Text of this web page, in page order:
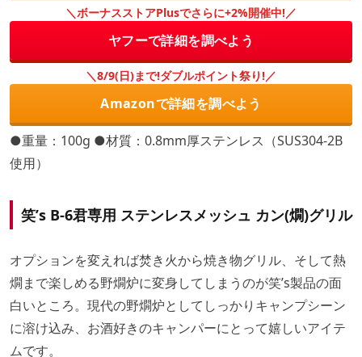
＼ボーナスストアPlusでさらに+2%開催中!／
ヤフーで詳細を調べよう
＼8/9(日)まで!ダブルポイント祭り!／
Amazonで詳細を調べよう
●重量：100g ●材質：0.8mm厚ステンレス（SUS304-2B
使用）
笑’s B-6君専用 ステンレスメッシュ カン(燗)グリル
オプションを変えれば焚き火から焼き物グリル、そして熱
燗まで楽しめる野燗炉に変身してしまうのが笑’s製品の面
白いところ。現代の野燗炉としてしっかりキャンプシーン
に溶け込み、お酒好きのキャンパーにとって嬉しいアイテ
ムです。